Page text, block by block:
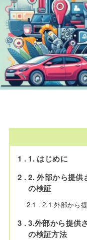
1
1. はじめに
2
2. 外部から提供
の検証
2.1 2.1 外部から
3
3.外部から提供
の検証方法